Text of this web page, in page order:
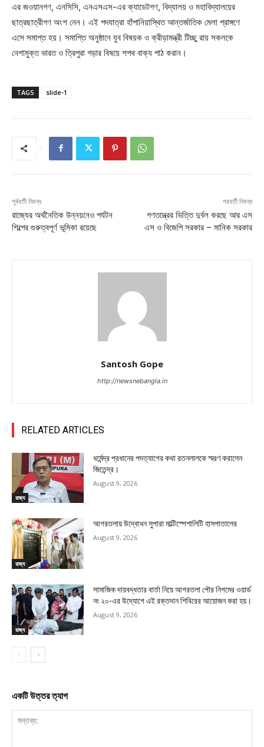
এর জওয়ানগণ, এনসিসি, এনএসএস-এর ক্যাডেটগণ, বিদ্যালয় ও মহাবিদ্যালয়ের
ছাত্রছাত্রীগণ অংশ নেন। এই পদযাত্রা হাঁপানিয়াস্থিত আন্তর্জাতিক মেলা প্রাঙ্গণে
এসে সমাপ্ত হয়। সমাপ্তি অনুষ্ঠানে যুব বিষয়ক ও ক্রীড়ামন্ত্রী টিচ্ছু রায় সকলকে
নেশামুক্ত ভারত ও ত্রিপুরা গড়ার বিষয়ে শপথ বাক্য পাঠ করান।
TAGS slide-1
পূর্ববর্তী নিবন্ধ
রাজ্যের অর্থনৈতিক উন্নয়নেও পর্যটন
শিল্পের গুরুত্বপূর্ণ ভূমিকা রয়েছে
পরবর্তী নিবন্ধ
গণতন্ত্রের ভিত্তি দুর্বল করছে আর এস
এস ও বিজেপি সরকার – মানিক সরকার
Santosh Gope
http://newsnebangla.in
RELATED ARTICLES
রাজ্য
ধর্মেন্দ্র প্রধানের পদত্যাগের কথা রতনলালকে স্মরণ করালেন
জিতেন্দ্র।
August 9, 2026
রাজ্য
আগরতলায় উদ্বোধন সুপারা মাল্টিস্পেশালিটি হাসপাতালের
August 9, 2026
রাজ্য
সামাজিক দায়বদ্ধতার বার্তা নিয়ে আগরতলা পৌর নিগমের ওয়ার্ড
নং ২০-এর উদ্যোগে এই রক্তদান শিবিরের আয়োজন করা হয়।
August 9, 2026
একটি উত্তর ত্যাগ